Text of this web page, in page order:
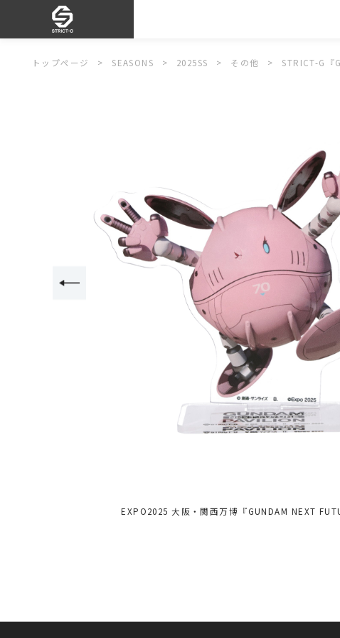
トップページ SEASONS 2025SS その他 STRICT-G『
EXPO2025 大阪・関西万博『GUNDAM NEXT